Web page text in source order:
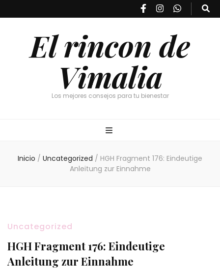
El rincon de
Vimalia
Los mejores consejos para tu bienestar
Inicio / Uncategorized / HGH Fragment 176: Eindeutige
Anleitung zur Einnahme
Uncategorized
HGH Fragment 176: Eindeutige
Anleitung zur Einnahme